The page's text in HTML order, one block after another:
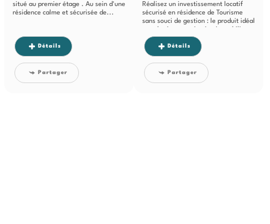
situé au premier étage . Au sein d'une
résidence calme et sécurisée de...
Détails
Partager
Réalisez un investissement locatif
sécurisé en résidence de Tourisme
sans souci de gestion : le produit idéal
tout...
Détails
Partager